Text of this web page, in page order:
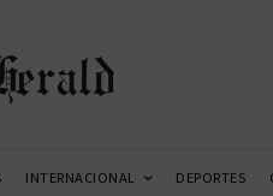
INTERNACIONAL DEPORTES